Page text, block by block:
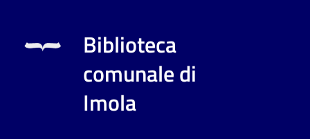
Biblioteca
comunale di
Imola